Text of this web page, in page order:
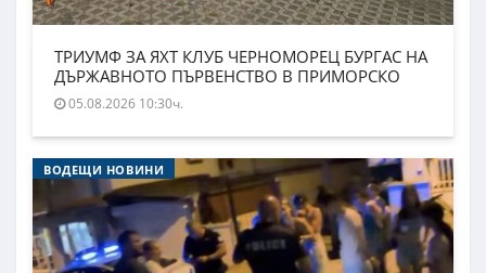
ТРИУМФ ЗА ЯХТ КЛУБ ЧЕРНОМОРЕЦ БУРГАС НА
ДЪРЖАВНОТО ПЪРВЕНСТВО В ПРИМОРСКО
05.08.2026 10:30ч.
ВОДЕЩИ НОВИНИ